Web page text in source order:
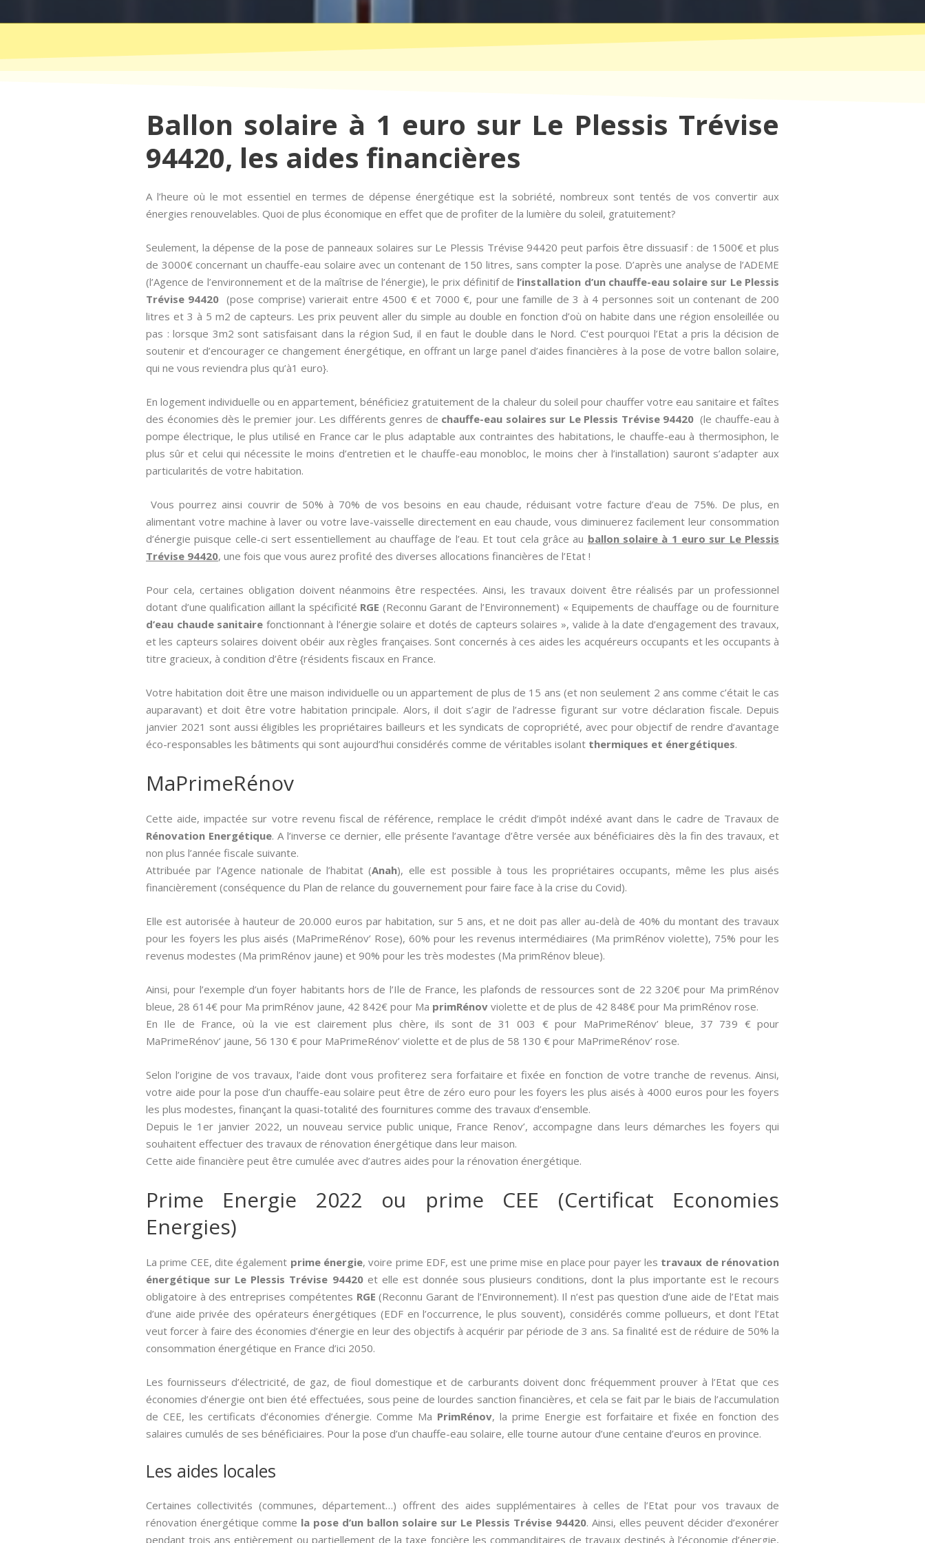
Ballon solaire à 1 euro sur Le Plessis Trévise
94420, les aides financières
A l’heure où le mot essentiel en termes de dépense énergétique est la sobriété, nombreux sont tentés de vos convertir aux
énergies renouvelables. Quoi de plus économique en effet que de profiter de la lumière du soleil, gratuitement?
Seulement, la dépense de la pose de panneaux solaires sur Le Plessis Trévise 94420 peut parfois être dissuasif : de 1500€ et plus
de 3000€ concernant un chauffe-eau solaire avec un contenant de 150 litres, sans compter la pose. D’après une analyse de l’ADEME
(l’Agence de l’environnement et de la maîtrise de l’énergie), le prix définitif de l’installation d’un chauffe-eau solaire sur Le Plessis
Trévise 94420 (pose comprise) varierait entre 4500 € et 7000 €, pour une famille de 3 à 4 personnes soit un contenant de 200
litres et 3 à 5 m2 de capteurs. Les prix peuvent aller du simple au double en fonction d’où on habite dans une région ensoleillée ou
pas : lorsque 3m2 sont satisfaisant dans la région Sud, il en faut le double dans le Nord. C’est pourquoi l’Etat a pris la décision de
soutenir et d’encourager ce changement énergétique, en offrant un large panel d’aides financières à la pose de votre ballon solaire,
qui ne vous reviendra plus qu’à1 euro}.
En logement individuelle ou en appartement, bénéficiez gratuitement de la chaleur du soleil pour chauffer votre eau sanitaire et faîtes
des économies dès le premier jour. Les différents genres de chauffe-eau solaires sur Le Plessis Trévise 94420 (le chauffe-eau à
pompe électrique, le plus utilisé en France car le plus adaptable aux contraintes des habitations, le chauffe-eau à thermosiphon, le
plus sûr et celui qui nécessite le moins d’entretien et le chauffe-eau monobloc, le moins cher à l’installation) sauront s’adapter aux
particularités de votre habitation.
Vous pourrez ainsi couvrir de 50% à 70% de vos besoins en eau chaude, réduisant votre facture d’eau de 75%. De plus, en
alimentant votre machine à laver ou votre lave-vaisselle directement en eau chaude, vous diminuerez facilement leur consommation
d’énergie puisque celle-ci sert essentiellement au chauffage de l’eau. Et tout cela grâce au ballon solaire à 1 euro sur Le Plessis
Trévise 94420, une fois que vous aurez profité des diverses allocations financières de l’Etat !
Pour cela, certaines obligation doivent néanmoins être respectées. Ainsi, les travaux doivent être réalisés par un professionnel
dotant d’une qualification aillant la spécificité RGE (Reconnu Garant de l’Environnement) « Equipements de chauffage ou de fourniture
d’eau chaude sanitaire fonctionnant à l’énergie solaire et dotés de capteurs solaires », valide à la date d’engagement des travaux,
et les capteurs solaires doivent obéir aux règles françaises. Sont concernés à ces aides les acquéreurs occupants et les occupants à
titre gracieux, à condition d’être {résidents fiscaux en France.
Votre habitation doit être une maison individuelle ou un appartement de plus de 15 ans (et non seulement 2 ans comme c’était le cas
auparavant) et doit être votre habitation principale. Alors, il doit s’agir de l’adresse figurant sur votre déclaration fiscale. Depuis
janvier 2021 sont aussi éligibles les propriétaires bailleurs et les syndicats de copropriété, avec pour objectif de rendre d’avantage
éco-responsables les bâtiments qui sont aujourd’hui considérés comme de véritables isolant thermiques et énergétiques.
MaPrimeRénov
Cette aide, impactée sur votre revenu fiscal de référence, remplace le crédit d’impôt indéxé avant dans le cadre de Travaux de
Rénovation Energétique. A l’inverse ce dernier, elle présente l’avantage d’être versée aux bénéficiaires dès la fin des travaux, et
non plus l’année fiscale suivante.
Attribuée par l’Agence nationale de l’habitat (Anah), elle est possible à tous les propriétaires occupants, même les plus aisés
financièrement (conséquence du Plan de relance du gouvernement pour faire face à la crise du Covid).
Elle est autorisée à hauteur de 20.000 euros par habitation, sur 5 ans, et ne doit pas aller au-delà de 40% du montant des travaux
pour les foyers les plus aisés (MaPrimeRénov’ Rose), 60% pour les revenus intermédiaires (Ma primRénov violette), 75% pour les
revenus modestes (Ma primRénov jaune) et 90% pour les très modestes (Ma primRénov bleue).
Ainsi, pour l’exemple d’un foyer habitants hors de l’Ile de France, les plafonds de ressources sont de 22 320€ pour Ma primRénov
bleue, 28 614€ pour Ma primRénov jaune, 42 842€ pour Ma primRénov violette et de plus de 42 848€ pour Ma primRénov rose.
En Ile de France, où la vie est clairement plus chère, ils sont de 31 003 € pour MaPrimeRénov’ bleue, 37 739 € pour
MaPrimeRénov’ jaune, 56 130 € pour MaPrimeRénov’ violette et de plus de 58 130 € pour MaPrimeRénov’ rose.
Selon l’origine de vos travaux, l’aide dont vous profiterez sera forfaitaire et fixée en fonction de votre tranche de revenus. Ainsi,
votre aide pour la pose d’un chauffe-eau solaire peut être de zéro euro pour les foyers les plus aisés à 4000 euros pour les foyers
les plus modestes, finançant la quasi-totalité des fournitures comme des travaux d’ensemble.
Depuis le 1er janvier 2022, un nouveau service public unique, France Renov’, accompagne dans leurs démarches les foyers qui
souhaitent effectuer des travaux de rénovation énergétique dans leur maison.
Cette aide financière peut être cumulée avec d’autres aides pour la rénovation énergétique.
Prime Energie 2022 ou prime CEE (Certificat Economies
Energies)
La prime CEE, dite également prime énergie, voire prime EDF, est une prime mise en place pour payer les travaux de rénovation
énergétique sur Le Plessis Trévise 94420et elle est donnée sous plusieurs conditions, dont la plus importante est le recours
obligatoire à des entreprises compétentes RGE (Reconnu Garant de l’Environnement). Il n’est pas question d’une aide de l’Etat mais
d’une aide privée des opérateurs énergétiques (EDF en l’occurrence, le plus souvent), considérés comme pollueurs, et dont l’Etat
veut forcer à faire des économies d’énergie en leur des objectifs à acquérir par période de 3 ans. Sa finalité est de réduire de 50% la
consommation énergétique en France d’ici 2050.
Les fournisseurs d’électricité, de gaz, de fioul domestique et de carburants doivent donc fréquemment prouver à l’Etat que ces
économies d’énergie ont bien été effectuées, sous peine de lourdes sanction financières, et cela se fait par le biais de l’accumulation
de CEE, les certificats d’économies d’énergie. Comme Ma PrimRénov, la prime Energie est forfaitaire et fixée en fonction des
salaires cumulés de ses bénéficiaires. Pour la pose d’un chauffe-eau solaire, elle tourne autour d’une centaine d’euros en province.
Les aides locales
Certaines collectivités (communes, département…) offrent des aides supplémentaires à celles de l’Etat pour vos travaux de
rénovation énergétique comme la pose d’un ballon solaire sur Le Plessis Trévise 94420. Ainsi, elles peuvent décider d’exonérer
pendant trois ans entièrement ou partiellement de la taxe foncière les commanditaires de travaux destinés à l’économie d’énergie,